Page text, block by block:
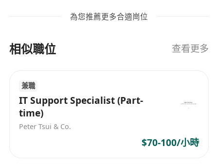
響、電子白板等設備；安裝及配置教學所需軟
援；
據備份（每日自動備份＋手動驗證）；
統籌IT設備資產管理：建立並持續更新全校IT設
備臺賬，涵蓋採購、領用、維修、報廢全生命週
期記錄；
提供用戶技術服務：透過現場或遠端方式支援教
為您推薦更多合適崗位
相似職位 查看更多
兼職
IT Support Specialist (Part-
time)
Peter Tsui & Co.
$70-100/小時